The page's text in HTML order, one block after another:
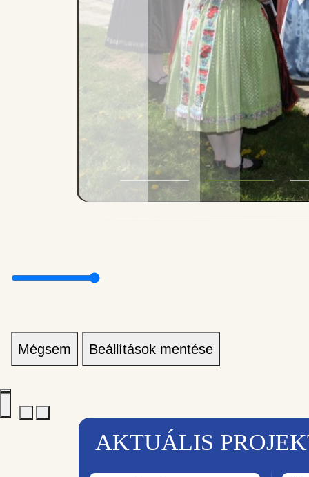
Mégsem Beállítások mentése
AKTUÁLIS